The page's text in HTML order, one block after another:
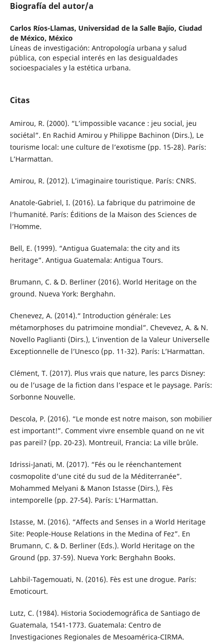
Biografía del autor/a
Carlos Ríos-Llamas, Universidad de la Salle Bajío, Ciudad
de México, México
Líneas de investigación: Antropología urbana y salud
pública, con especial interés en las desigualdades
socioespaciales y la estética urbana.
Citas
Amirou, R. (2000). “L’impossible vacance : jeu social, jeu
sociétal”. En Rachid Amirou y Philippe Bachinon (Dirs.), Le
tourisme local: une culture de l’exotisme (pp. 15-28). París:
L’Harmattan.
Amirou, R. (2012). L’imaginaire touristique. París: CNRS.
Anatole-Gabriel, I. (2016). La fabrique du patrimoine de
l’humanité. París: Éditions de la Maison des Sciences de
l’Homme.
Bell, E. (1999). “Antigua Guatemala: the city and its
heritage”. Antigua Guatemala: Antigua Tours.
Brumann, C. & D. Berliner (2016). World Heritage on the
ground. Nueva York: Berghahn.
Chenevez, A. (2014).“ Introduction générale: Les
métamorphoses du patrimoine mondial”. Chevevez, A. & N.
Novello Paglianti (Dirs.), L’invention de la Valeur Universelle
Exceptionnelle de l’Unesco (pp. 11-32). París: L’Harmattan.
Clément, T. (2017). Plus vrais que nature, les parcs Disney:
ou de l’usage de la fiction dans l’espace et le paysage. París:
Sorbonne Nouvelle.
Descola, P. (2016). “Le monde est notre maison, son mobilier
est important!”. Comment vivre ensemble quand on ne vit
pas pareil? (pp. 20-23). Montreuil, Francia: La ville brûle.
Idrissi-Janati, M. (2017). “Fés ou le réenchantement
cosmopolite d’une cité du sud de la Méditerranée”.
Mohammed Melyani & Manon Istasse (Dirs.), Fès
intemporelle (pp. 27-54). París: L’Harmattan.
Istasse, M. (2016). “Affects and Senses in a World Heritage
Site: People-House Relations in the Medina of Fez”. En
Brumann, C. & D. Berliner (Eds.). World Heritage on the
Ground (pp. 37-59). Nueva York: Berghahn Books.
Lahbil-Tagemouati, N. (2016). Fès est une drogue. París:
Emoticourt.
Lutz, C. (1984). Historia Sociodemográfica de Santiago de
Guatemala, 1541-1773. Guatemala: Centro de
Investigaciones Regionales de Mesoamérica-CIRMA.